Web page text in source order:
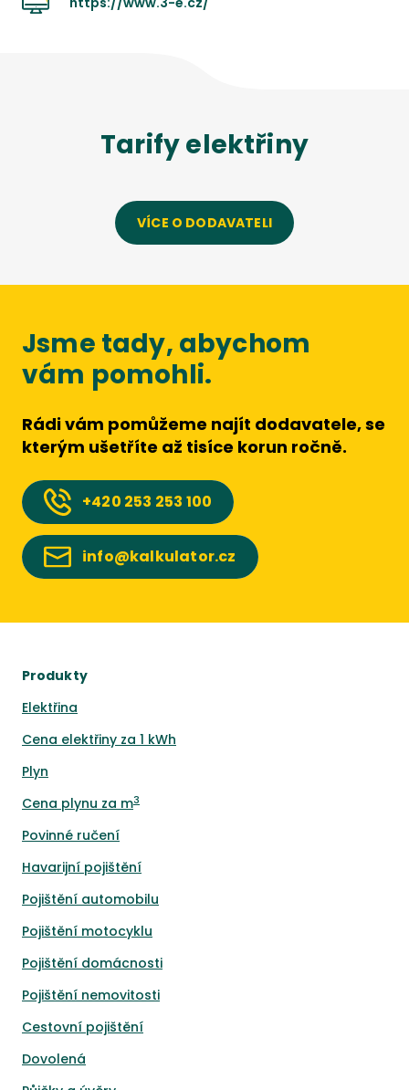
Tarifyelektřiny
VÍCE O DODAVATELI
Jsme tady, abychom
vám pomohli.
Rádi vám pomůžeme najít dodavatele, se
kterým ušetříte až tisíce korun ročně.
+420 253 253 100
info@kalkulator.cz
Produkty
Elektřina
Cena elektřiny za 1 kWh
Plyn
Cena plynu za m3
Povinné ručení
Havarijní pojištění
Pojištění automobilu
Pojištění motocyklu
Pojištění domácnosti
Pojištění nemovitosti
Cestovní pojištění
Dovolená